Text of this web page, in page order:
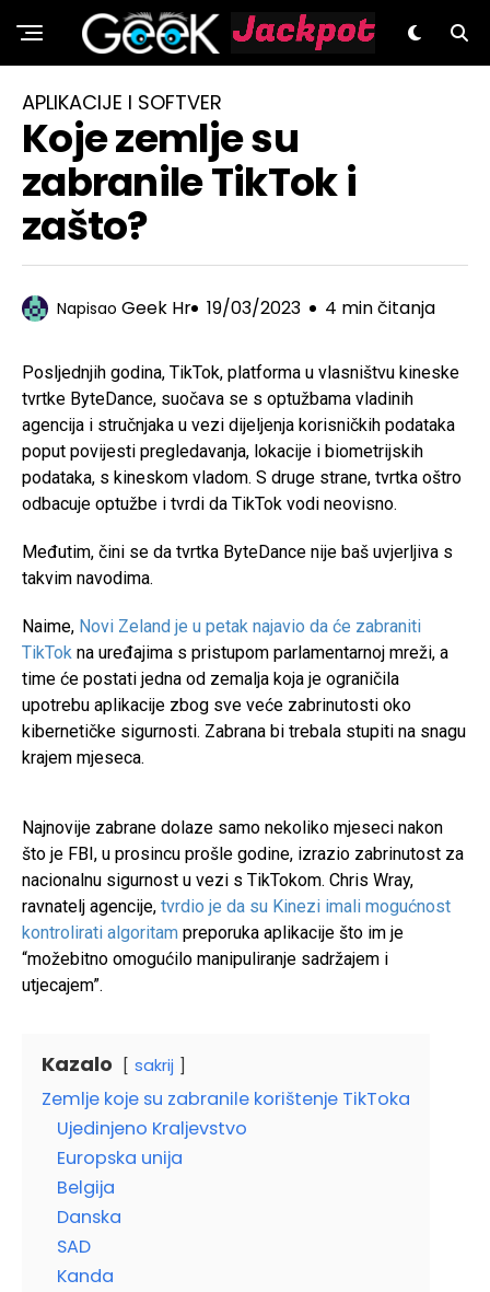
GeeK.hr
APLIKACIJE I SOFTVER
Koje zemlje su
zabranile TikTok i
zašto?
Napisao Geek Hr 19/03/2023 4 min čitanja
Posljednjih godina, TikTok, platforma u vlasništvu kineske
tvrtke ByteDance, suočava se s optužbama vladinih
agencija i stručnjaka u vezi dijeljenja korisničkih podataka
poput povijesti pregledavanja, lokacije i biometrijskih
podataka, s kineskom vladom. S druge strane, tvrtka oštro
odbacuje optužbe i tvrdi da TikTok vodi neovisno.
Međutim, čini se da tvrtka ByteDance nije baš uvjerljiva s
takvim navodima.
Naime, Novi Zeland je u petak najavio da će zabraniti
TikTok na uređajima s pristupom parlamentarnoj mreži, a
time će postati jedna od zemalja koja je ograničila
upotrebu aplikacije zbog sve veće zabrinutosti oko
kibernetičke sigurnosti. Zabrana bi trebala stupiti na snagu
krajem mjeseca.
Najnovije zabrane dolaze samo nekoliko mjeseci nakon
što je FBI, u prosincu prošle godine, izrazio zabrinutost za
nacionalnu sigurnost u vezi s TikTokom. Chris Wray,
ravnatelj agencije, tvrdio je da su Kinezi imali mogućnost
kontrolirati algoritam preporuka aplikacije što im je
“možebitno omogućilo manipuliranje sadržajem i
utjecajem”.
Kazalo sakrij
Zemlje koje su zabranile korištenje TikToka
Ujedinjeno Kraljevstvo
Europska unija
Belgija
Danska
SAD
Kanda